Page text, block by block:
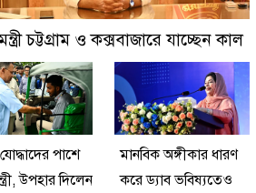
চট্টগ্রাম ও কক্সবাজারে যাচ্ছেন কাল
পাশে
উপহার দিলেন
মানবিক অঙ্গীকার ধারণ
করে ড্যাব ভবিষ্যতেও